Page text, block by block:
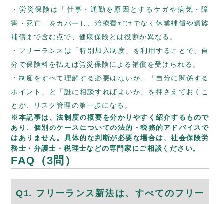
労災保険は「仕事・通勤を原因とするケガや病気・障
害・死亡」をカバーし、治療費だけでなく休業補償や遺族
補償まで含む点で、健康保険とは役割が異なる。
フリーランスは「特別加入制度」を利用することで、自
分で保険料を払えば労災保険による補償を受けられる。
制度をすべて理解する必要はないが、「自分に関係する
ポイント」と「誰に相談すればよいか」を押さえておくこ
とが、リスク管理の第一歩になる。
※本記事は、法制度の概要を分かりやすく紹介するもので
あり、個別のケースについての法的・税務的アドバイスで
はありません。具体的な判断が必要な場合は、社会保険労
務士・弁護士・税理士などの専門家にご相談ください。
FAQ（3問）
Q1. フリーランス新法は、すべてのフリー